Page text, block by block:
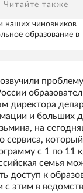
Читайте также
наших чиновников
образование в
директора
и больших
на
сервиса,
с 1 по 11
семья
доступ к
с этим в